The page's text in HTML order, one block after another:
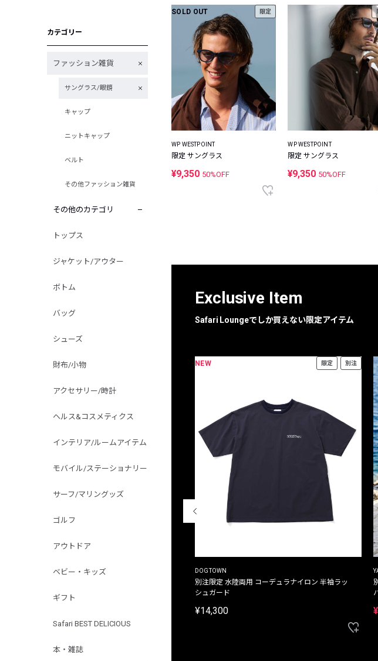
人気アイテ
カテゴリー
ファッション雑貨
サングラス/眼鏡
キャップ
ニットキャップ
ベルト
その他ファッション雑貨
その他のカテゴリ
トップス
ジャケット/アウター
ボトム
バッグ
シューズ
財布/小物
アクセサリー/時計
ヘルス&コスメティクス
インテリア/ルームアイテム
モバイル/ステーショナリー
サーフ/マリングッズ
ゴルフ
アウトドア
ベビー・キッズ
ギフト
Safari BEST DELICIOUS
本・雑誌
SOLD OUT 限定
WP WESTPOINT
限定 サングラス
¥9,350 50%OFF
WP WESTPOINT
限定 サングラス
¥9,350 50%OFF
Exclusive Item
Safari Loungeでしか買えない限定アイテム
THE DUFFER OF ST.GEORGE
プリントTシャツ
NEW 限定 別注
DOGTOWN
別注限定 水陸両用 コーデュラナイロン 半袖ラッ
シュガード
¥14,300